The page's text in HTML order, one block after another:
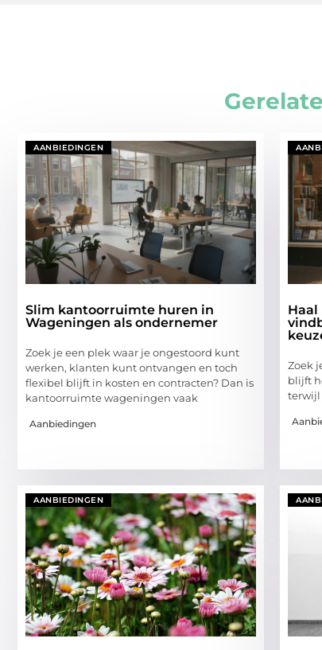
AANBIEDINGEN
Slim kantoorruimte huren in
Wageningen als ondernemer
Zoek je een plek waar je ongestoord kunt
werken, klanten kunt ontvangen en toch
flexibel blijft in kosten en contracten? Dan is
kantoorruimte wageningen vaak
Aanbiedingen
Zoek
blijft
terwijl
AANBIEDINGEN